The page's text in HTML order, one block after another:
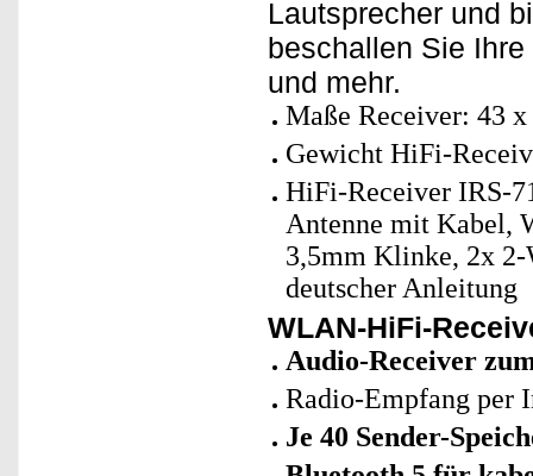
Lautsprecher und
beschallen Sie
und mehr.
Maße Receiver: 43
Gewicht HiFi-
HiFi-Receiver IRS-
Antenne mit Kabel,
3,5mm Klinke, 2x 2-
deutscher Anleitung
WLAN-HiFi-
Audio-Receiver
Radio-Empfang per
Je 40 Sender-